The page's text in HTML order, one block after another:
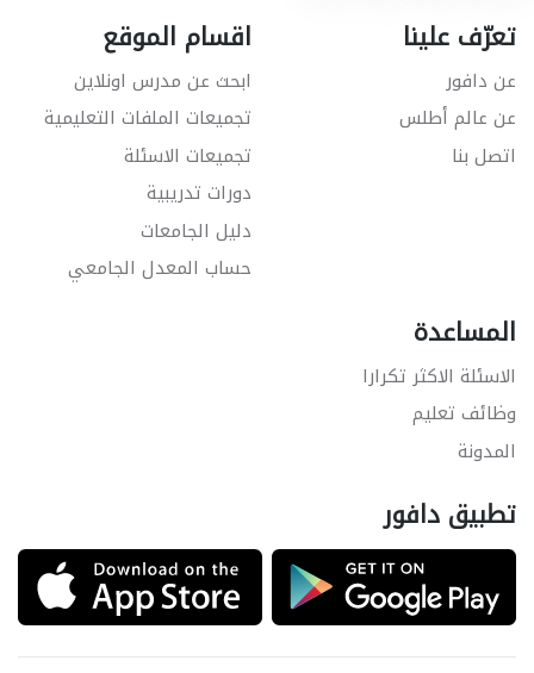
تعرّف علينا
عن دافور
عن عالم أطلس
اتصل بنا
اقسام الموقع
ابحث عن مدرس اونلاين
تجميعات الملفات التعليمية
تجميعات الاسئلة
دورات تدريبية
دليل الجامعات
حساب المعدل الجامعي
المساعدة
الاسئلة الاكثر تكرارا
وظائف تعليم
المدونة
تطبيق دافور